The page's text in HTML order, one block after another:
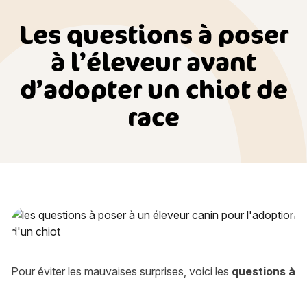
Les questions à poser
à l’éleveur avant
d’adopter un chiot de
race
Les questions à poser à l’éleveur avant d’adopter un chiot
Pour éviter les mauvaises surprises, voici les questions à